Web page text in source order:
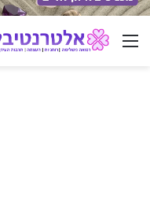
ניווט באתר